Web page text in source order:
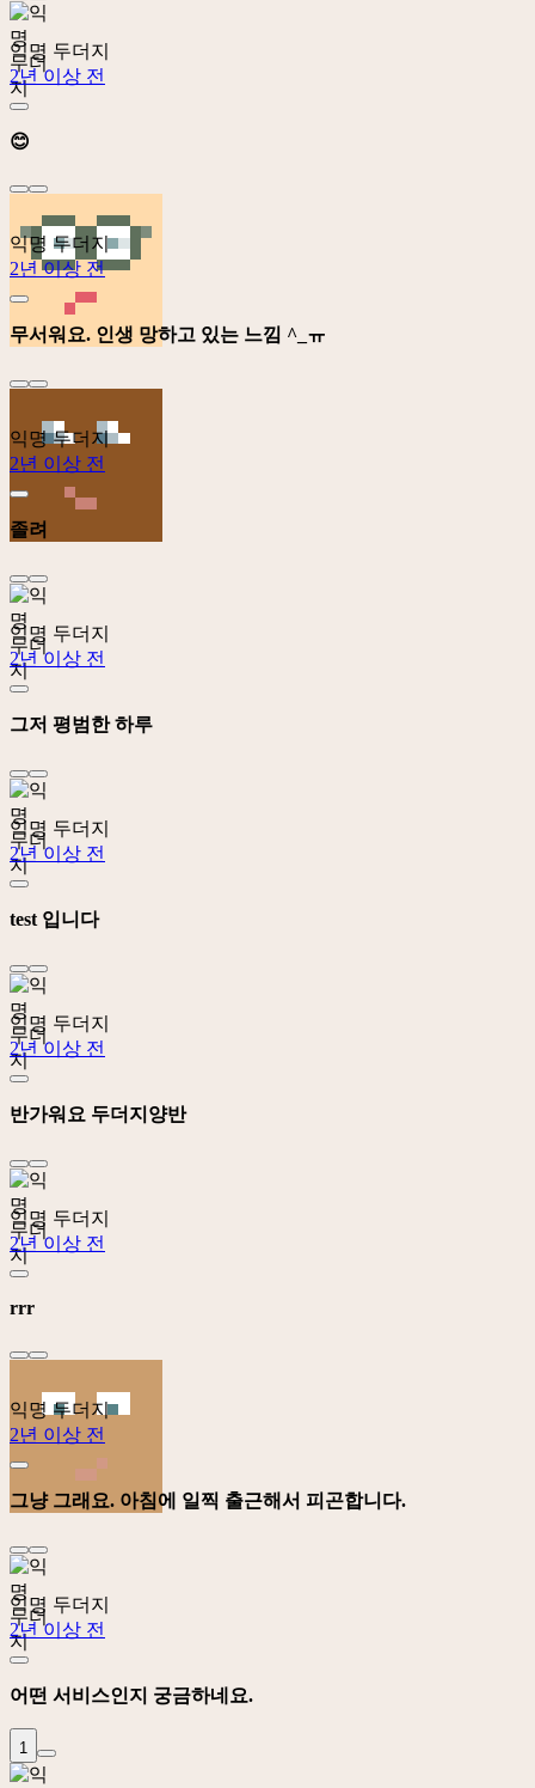
익명 두더지
2년 이상 전
😊
익명 두더지
2년 이상 전
무서워요. 인생 망하고 있는 느낌 ^_ㅠ
익명 두더지
2년 이상 전
졸려
익명 두더지
2년 이상 전
그저 평범한 하루
익명 두더지
2년 이상 전
test 입니다
익명 두더지
2년 이상 전
반가워요 두더지양반
익명 두더지
2년 이상 전
rrr
익명 두더지
2년 이상 전
그냥 그래요. 아침에 일찍 출근해서 피곤합니다.
익명 두더지
2년 이상 전
어떤 서비스인지 궁금하네요.
1